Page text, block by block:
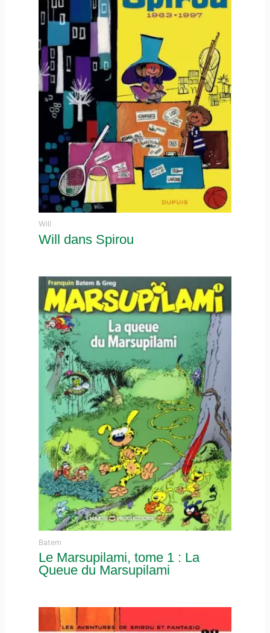
Will
Will dans Spirou
Batem
Le Marsupilami, tome 1 : La
Queue du Marsupilami